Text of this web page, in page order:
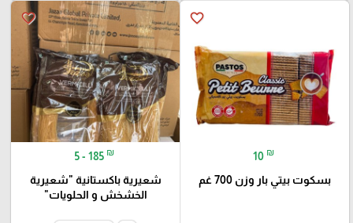
favorite_border
10 ₪
بسكوت بيتي بار وزن 700 غم
favorite_border
5 - 185 ₪
شعيرية باكستانية "شعيرية
الخشخش و الحلويات"